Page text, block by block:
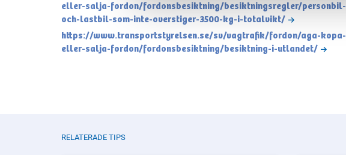
eller-salja-fordon/fordonsbesiktning/besiktningsregler/personbil-
och-lastbil-som-inte-overstiger-3500-kg-i-totalvikt/
https://www.transportstyrelsen.se/sv/vagtrafik/fordon/aga-kopa-
eller-salja-fordon/fordonsbesiktning/besiktning-i-utlandet/
RELATERADE TIPS